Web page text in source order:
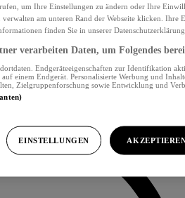
um Ihre Einstellungen zu ändern oder Ihre
am unteren Rand der Webseite klicken. Ihre
finden Sie in unserer
verarbeiten Daten, um Folgendes
Endgeräteeigenschaften zur Identifikation
einem Endgerät. Personalisierte Werbung und
Zielgruppenforschung sowie Entwicklung und
EINSTELLUNGEN